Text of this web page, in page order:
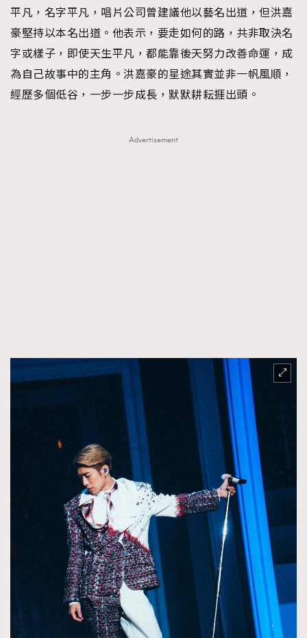
平凡，名字平凡，唱片公司曾建議他以藝名出道，但洪嘉
豪堅持以本名出道。他表示，要走如何的路，共非取決名
字或樣子，即使天生平凡，都能靠後天努力改善命運，成
為自己故事中的主角。洪嘉豪的星途其實並非一帆風順，
經歷多個低谷，一步一步成長，默默耕耘捱出頭。
Advertisement